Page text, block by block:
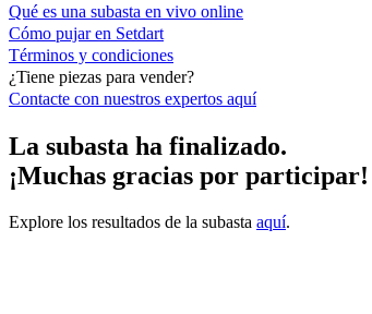
Qué es una subasta en vivo online
Cómo pujar en Setdart
Términos y condiciones
¿Tiene piezas para vender?
Contacte con nuestros expertos aquí
La subasta ha finalizado.
¡Muchas gracias por participar!
Explore los resultados de la subasta aquí.